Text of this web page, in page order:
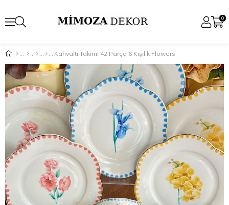
0
Kahvaltı Takımı 42 Parça 6 Kişilik Flowers